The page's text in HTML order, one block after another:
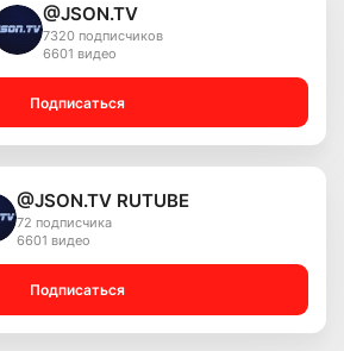
@JSON.TV
7320 подписчиков
6601 видео
Подписаться
@JSON.TV RUTUBE
72 подписчика
6601 видео
Подписаться